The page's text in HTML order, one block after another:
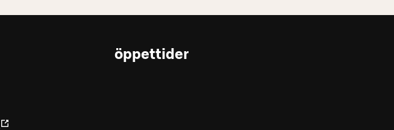
öppettider